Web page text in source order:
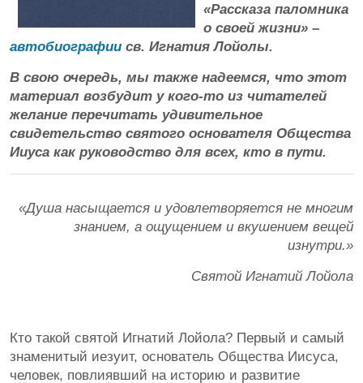
«Рассказа паломника
о своей жизни» –
автобиографии св. Игнатия Лойолы.
В свою очередь, мы также надеемся, что этот
материал возбудит у кого-то из читателей
желание перечитать удивительное
свидетельство святого основателя Общества
Ииуса как руководство для всех, кто в пути.
«Душа насыщается и удовлетворяется не многим
знанием, а ощущением и вкушением вещей
изнутри.»
Святой Игнатий Лойола
Кто такой святой Игнатий Лойола? Первый и самый
знаменитый иезуит, основатель Общества Иисуса,
человек, повлиявший на историю и развитие